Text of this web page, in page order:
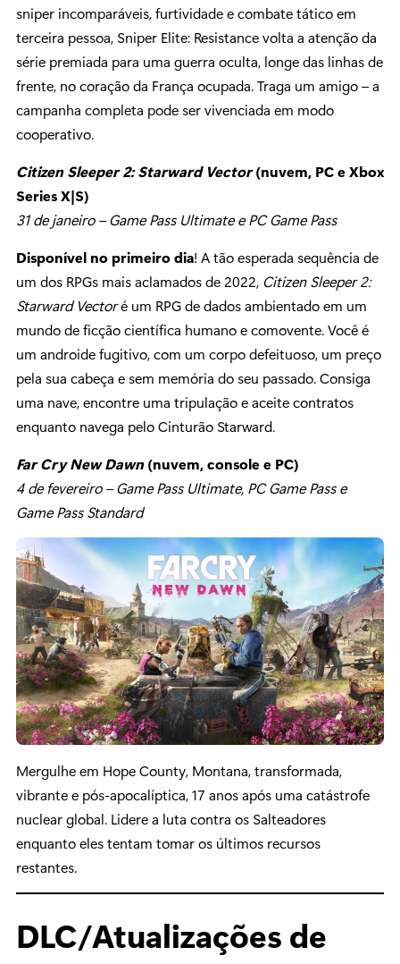
sniper incomparáveis, furtividade e combate tático em
terceira pessoa, Sniper Elite: Resistance volta a atenção da
série premiada para uma guerra oculta, longe das linhas de
frente, no coração da França ocupada. Traga um amigo – a
campanha completa pode ser vivenciada em modo
cooperativo.
Citizen Sleeper 2: Starward Vector(nuvem, PC e Xbox
Series X|S)
31 de janeiro – Game Pass Ultimate e PC Game Pass
Disponível no primeiro dia! A tão esperada sequência de
um dos RPGs mais aclamados de 2022, Citizen Sleeper 2:
Starward Vectoré um RPG de dados ambientado em um
mundo de ficção científica humano e comovente. Você é
um androide fugitivo, com um corpo defeituoso, um preço
pela sua cabeça e sem memória do seu passado. Consiga
uma nave, encontre uma tripulação e aceite contratos
enquanto navega pelo Cinturão Starward.
Far Cry New Dawn(nuvem, console e PC)
4 de fevereiro – Game Pass Ultimate, PC Game Pass e
Game Pass Standard
Mergulhe em Hope County, Montana, transformada,
vibrante e pós-apocalíptica, 17 anos após uma catástrofe
nuclear global. Lidere a luta contra os Salteadores
enquanto eles tentam tomar os últimos recursos
restantes.
DLC/Atualizações de